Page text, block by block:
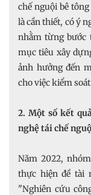
chế nguội bê
là cần thiết, có ý
nhằm từng bước
mục tiêu xây
ảnh hưởng đến
cho việc kiểm
2. Một số kết
nghệ tái chế
Năm 2022,
thực hiện đề tài
"Nghiên cứu